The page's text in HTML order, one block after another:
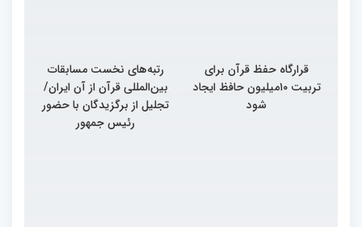
قرارگاه حفظ قرآن برای
تربیت ۱۰میلیون حافظ ایجاد
شود
رتبه‌های نخست مسابقات
بین‌المللی قرآن از آن ایران/
تجلیل از برگزیدگان با حضور
رئیس جمهور